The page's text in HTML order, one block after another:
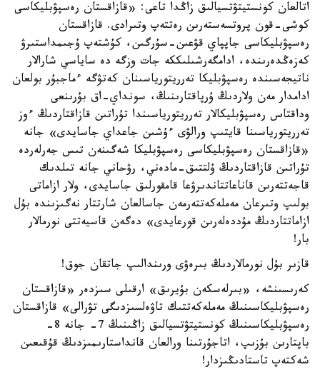
اتالعان كونستيتۋتسيالىق زاڭدا تاعى: «قازاقستان رەسپۋبليكاسى
كوشى-قون پروتسەستەرىن رەتتەپ وتىرادى. قازاقستان
رەسپۋبليكاسى جاپپاي قۋعىن-سۇرگىن، كۇشتەپ ۇجىمداستىرۋ
كەزەڭدەرىندە، ادامگەرشىلىككە جات وزگە دە ساياسي شارالار
ناتيجەسىندە رەسپۋبليكا تەرريتورياسىنان كەتۋگە ءماجبۇر بولعان
ادامدار مەن ولاردىڭ ۇرپاقتارىنىڭ، سونداي-اق بۇرىنعى
وداقتاس رەسپۋبليكالار تەرريتورياسىندا تۇراتىن قازاقتاردىڭ ءوز
تەرريتورياسىنا قايتىپ ورالۋى ءۇشىن جاعداي جاسايدى» جانە
«قازاقستان رەسپۋبليكاسى رەسپۋبليكا شەگىنەن تىس جەرلەردە
تۇراتىن قازاقتاردىڭ ۇلتتىق-مادەني، رۋحاني جانە تىلدىك
قاجەتتەرىن قاناعاتتاندىرۋعا قامقورلىق جاسايدى، ولار ازاماتى
بولىپ وتىرعان مەملەكەتتەرمەن جاسالعان شارتتار نەگىزىندە بۇل
ازاماتتاردىڭ مۇددەلەرىن قورعايدى» دەگەن قاسيەتتى نورمالار
بار!
قازىر بۇل نورمالاردىڭ بىرەۋى ورىندالىپ جاتقان جوق!
كەرىسىنشە، «بىرلەسكەن بۇيرىق» ارقىلى سىزدەر «قازاقستان
رەسپۋبليكاسىنىڭ مەملەكەتتىك تاۋەلسىزدىگى تۋرالى» قازاقستان
رەسپۋبليكاسىنىڭ كونستيتۋتسيالىق زاڭىنىڭ 7- جانە 8-
باپتارىن بۇزىپ، اتاجۇرتىنا ورالعان قانداستارىمىزدىڭ قۇقىعىن
شەكتەپ تاستادىڭىزدار!